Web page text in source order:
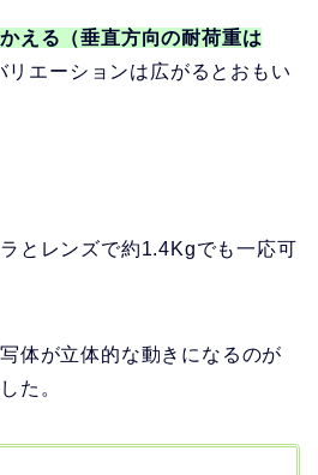
える（垂直方向の耐荷重は
リエーションは広がるとおもい
とレンズで約1.4Kgでも一応可
体が立体的な動きになるのが
た。